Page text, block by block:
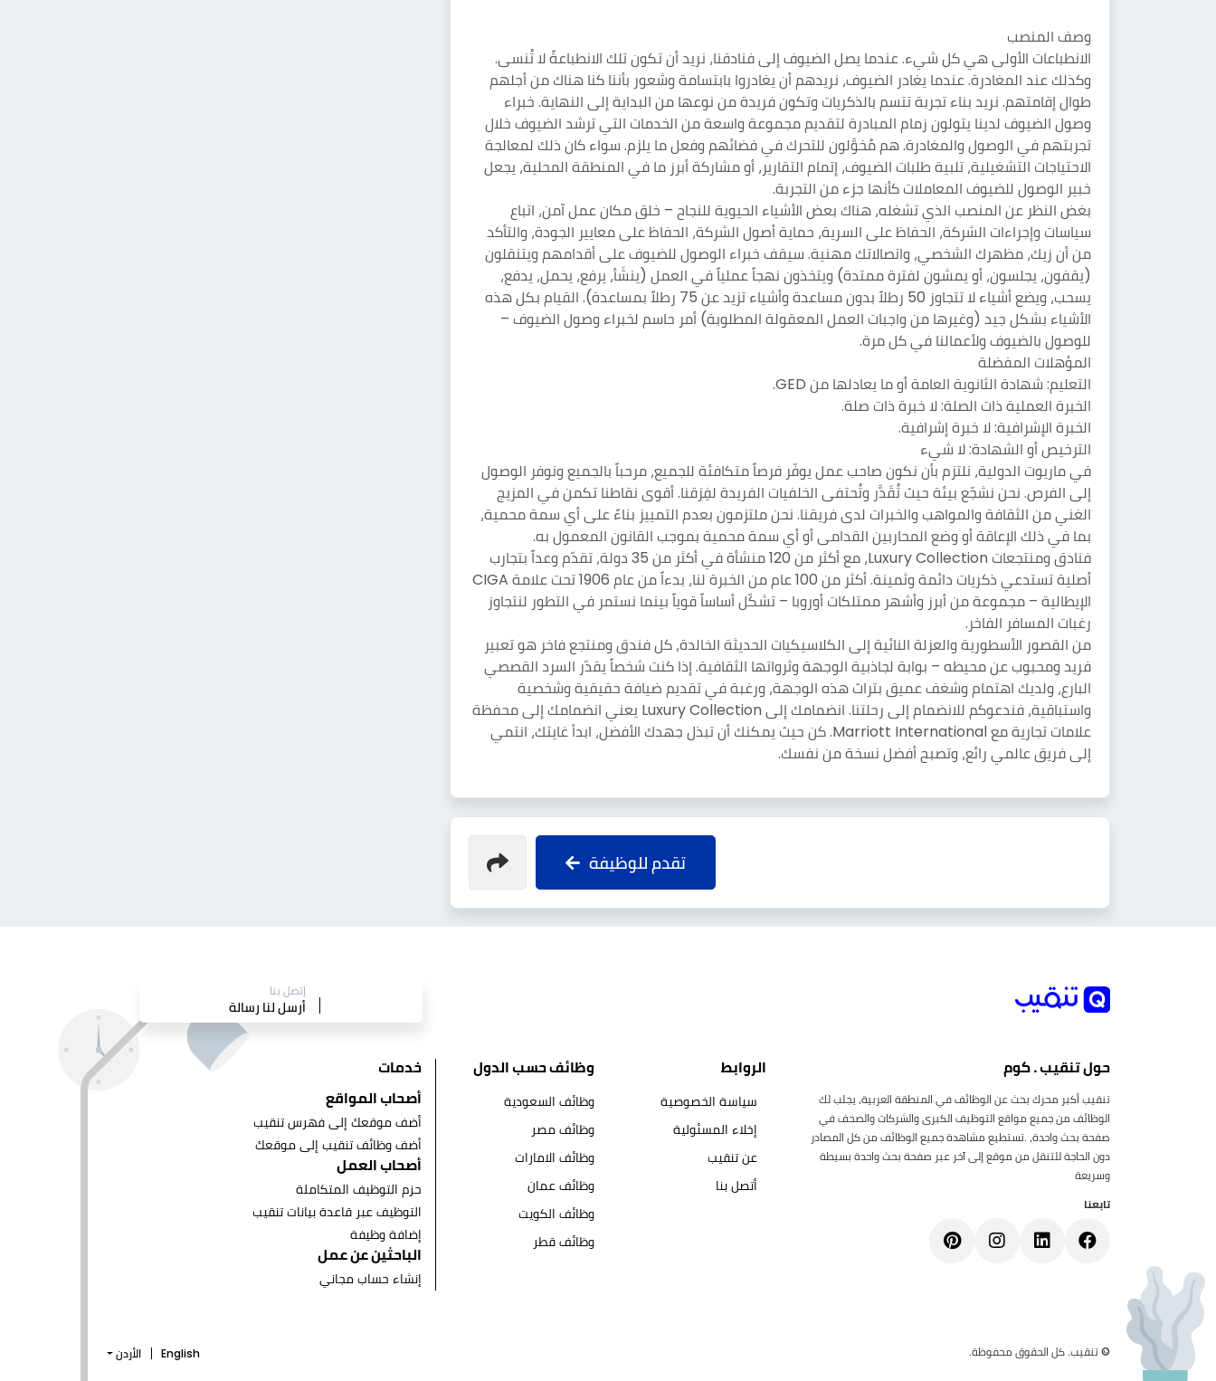
وصف المنصب
الانطباعات الأولى هي كل شيء. عندما يصل الضيوف إلى فنادقنا، نريد أن تكون تلك الانطباعةً لا تُنسى.
وكذلك عند المغادرة. عندما يغادر الضيوف، نريدهم أن يغادروا بابتسامة وشعور بأننا كنا هناك من أجلهم
طوال إقامتهم. نريد بناء تجربة تتسم بالذكريات وتكون فريدة من نوعها من البداية إلى النهاية. خبراء
وصول الضيوف لدينا يتولون زمام المبادرة لتقديم مجموعة واسعة من الخدمات التي ترشد الضيوف خلال
تجربتهم في الوصول والمغادرة. هم مُخوَّلون للتحرك في فضائهم وفعل ما يلزم. سواء كان ذلك لمعالجة
الاحتياجات التشغيلية، تلبية طلبات الضيوف، إتمام التقارير، أو مشاركة أبرز ما في المنطقة المحلية، يجعل
خبير الوصول للضيوف المعاملات كأنها جزء من التجربة.
بغض النظر عن المنصب الذي تشغله، هناك بعض الأشياء الحيوية للنجاح – خلق مكان عمل آمن، اتباع
سياسات وإجراءات الشركة، الحفاظ على السرية، حماية أصول الشركة، الحفاظ على معايير الجودة، والتأكد
من أن زيك، مظهرك الشخصي، واتصالاتك مهنية. سيقف خبراء الوصول للضيوف على أقدامهم ويتنقلون
(يقفون، يجلسون، أو يمشون لفترة ممتدة) ويتخذون نهجاً عملياً في العمل (ينشَأ، يرفع، يحمل، يدفع،
يسحب، ويضع أشياء لا تتجاوز 50 رطلاً بدون مساعدة وأشياء تزيد عن 75 رطلاً بمساعدة). القيام بكل هذه
الأشياء بشكل جيد (وغيرها من واجبات العمل المعقولة المطلوبة) أمر حاسم لخبراء وصول الضيوف –
للوصول بالضيوف ولأعمالنا في كل مرة.
المؤهلات المفضلة
التعليم: شهادة الثانوية العامة أو ما يعادلها من GED.
الخبرة العملية ذات الصلة: لا خبرة ذات صلة.
الخبرة الإشرافية: لا خبرة إشرافية.
الترخيص أو الشهادة: لا شيء
في ماريوت الدولية، نلتزم بأن نكون صاحب عمل يوفّر فرصاً متكافئة للجميع، مرحباً بالجميع ونوفر الوصول
إلى الفرص. نحن نشجّع بيئة حيث تُقَدَّر وتُحتفى الخلفيات الفريدة لفِرَقنا. أقوى نقاطنا تكمن في المزيج
الغني من الثقافة والمواهب والخبرات لدى فريقنا. نحن ملتزمون بعدم التمييز بناءً على أي سمة محمية،
بما في ذلك الإعاقة أو وضع المحاربين القدامى أو أي سمة محمية بموجب القانون المعمول به.
فنادق ومنتجعات Luxury Collection، مع أكثر من 120 منشأة في أكثر من 35 دولة، تقدّم وعداً بتجارب
أصلية تستدعي ذكريات دائمة وثمينة. أكثر من 100 عام من الخبرة لنا، بدءاً من عام 1906 تحت علامة CIGA
الإيطالية – مجموعة من أبرز وأشهر ممتلكات أوروبا – تشكّل أساساً قوياً بينما نستمر في التطور لنتجاوز
رغبات المسافر الفاخر.
من القصور الأسطورية والعزلة النائية إلى الكلاسيكيات الحديثة الخالدة، كل فندق ومنتجع فاخر هو تعبير
فريد ومحبوب عن محيطه – بوابة لجاذبية الوجهة وثرواتها الثقافية. إذا كنت شخصاً يقدّر السرد القصصي
البارع، ولديك اهتمام وشغف عميق بتراث هذه الوجهة، ورغبة في تقديم ضيافة حقيقية وشخصية
واستباقية، فندعوكم للانضمام إلى رحلتنا. انضمامك إلى Luxury Collection يعني انضمامك إلى محفظة
علامات تجارية مع Marriott International. كن حيث يمكنك أن تبذل جهدك الأفضل، ابدأ غايتك، انتمي
إلى فريق عالمي رائع، وتصبح أفضل نسخة من نفسك.
تقدم للوظيفة
إتصل بنا
أرسل لنا رسالة
حول تنقيب . كوم
تنقيب أكبر محرك بحث عن الوظائف في المنطقة العربية، يجلب لك
الوظائف من جميع مواقع التوظيف الكبرى والشركات والصحف في
صفحة بحث واحدة، .تستطيع مشاهدة جميع الوظائف من كل المصادر
دون الحاجة للتنقل من موقع إلى آخر عبر صفحة بحث واحدة بسيطة
وسريعة
تابعنا
الروابط
سياسة الخصوصية
إخلاء المسئولية
عن تنقيب
أتصل بنا
وظائف حسب الدول
وظائف السعودية
وظائف مصر
وظائف الامارات
وظائف عمان
وظائف الكويت
وظائف قطر
خدمات
أصحاب المواقع
أضف موقعك إلى فهرس تنقيب
أضف وظائف تنقيب إلى موقعك
أصحاب العمل
حزم التوظيف المتكاملة
التوظيف عبر قاعدة بيانات تنقيب
إضافة وظيفة
الباحثين عن عمل
إنشاء حساب مجاني
© تنقيب. كل الحقوق محفوظة. English الأردن